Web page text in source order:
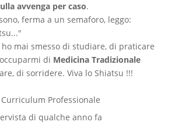
avvenga per caso.
ferma a un semaforo, leggo:
mai smesso di studiare, di praticare
di Medicina Tradizionale
di sorridere. Viva lo Shiatsu !!!
Professionale
di qualche anno fa